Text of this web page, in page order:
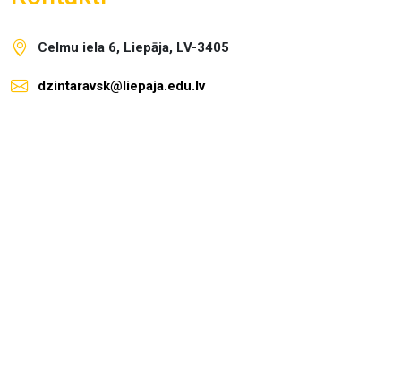
Celmu iela 6, Liepāja, LV-3405
dzintaravsk@liepaja.edu.lv